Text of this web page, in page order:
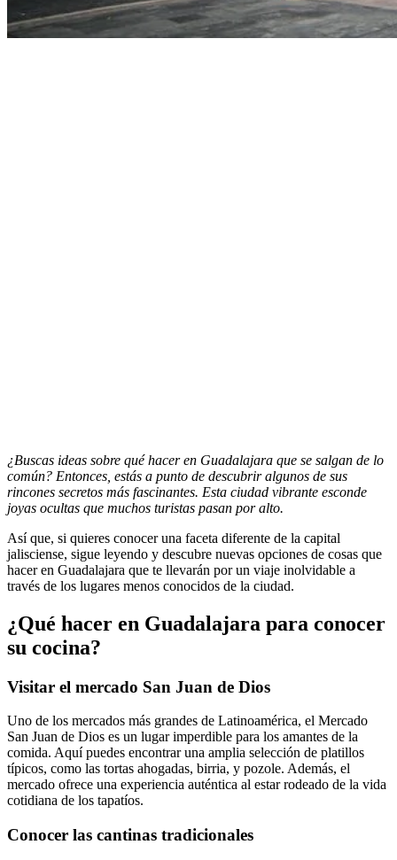
¿Buscas ideas sobre qué hacer en Guadalajara que se salgan de lo
común? Entonces, estás a punto de descubrir algunos de sus
rincones secretos más fascinantes. Esta ciudad vibrante esconde
joyas ocultas que muchos turistas pasan por alto.
Así que, si quieres conocer una faceta diferente de la capital
jalisciense, sigue leyendo y descubre nuevas opciones de cosas que
hacer en Guadalajara que te llevarán por un viaje inolvidable a
través de los lugares menos conocidos de la ciudad.
¿Qué hacer en Guadalajara para conocer
su cocina?
Visitar el mercado San Juan de Dios
Uno de los mercados más grandes de Latinoamérica, el Mercado
San Juan de Dios es un lugar imperdible para los amantes de la
comida. Aquí puedes encontrar una amplia selección de platillos
típicos, como las tortas ahogadas, birria, y pozole. Además, el
mercado ofrece una experiencia auténtica al estar rodeado de la vida
cotidiana de los tapatíos.
Conocer las cantinas tradicionales